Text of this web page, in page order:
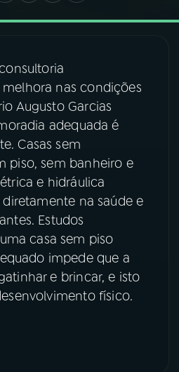
nas condições
Augusto Garcias
adequada é
Casas sem
piso, sem banheiro e
e hidráulica
na saúde e
Estudos
casa sem piso
impede que a
e brincar, e isto
físico.